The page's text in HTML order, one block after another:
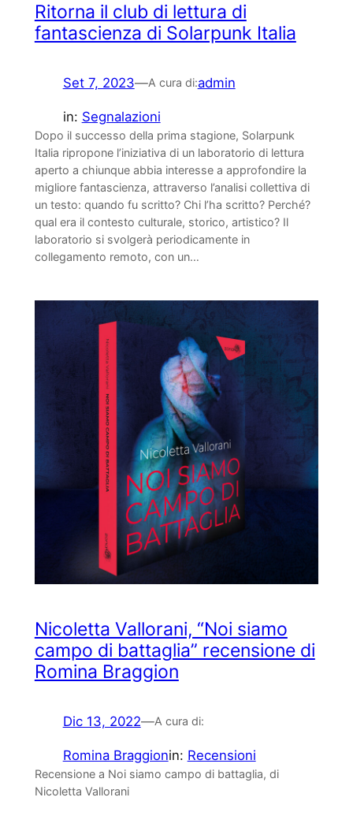
Ritorna il club di lettura di
fantascienza di Solarpunk Italia
Set 7, 2023—A cura di:admin
in: Segnalazioni
Dopo il successo della prima stagione, Solarpunk
Italia ripropone l’iniziativa di un laboratorio di lettura
aperto a chiunque abbia interesse a approfondire la
migliore fantascienza, attraverso l’analisi collettiva di
un testo: quando fu scritto? Chi l’ha scritto? Perché?
qual era il contesto culturale, storico, artistico? Il
laboratorio si svolgerà periodicamente in
collegamento remoto, con un…
Nicoletta Vallorani, “Noi siamo
campo di battaglia” recensione di
Romina Braggion
Dic 13, 2022—A cura di:
Romina Braggionin: Recensioni
Recensione a Noi siamo campo di battaglia, di
Nicoletta Vallorani